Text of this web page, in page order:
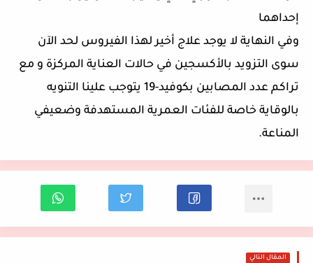
إحداهما
وفي النهاية لا يوجد علاج أخير لهذا الفيروس لحد الآن
سوى التزويد بالأكسجين في حالات العناية المركزة و مع
تراكم عدد المصابين بكوفيد-19 يتوجب علينا التنويه
بالوقاية خاصة للفئات العمرية المستهدفة وضعيفي
المناعة.
المقال التالي